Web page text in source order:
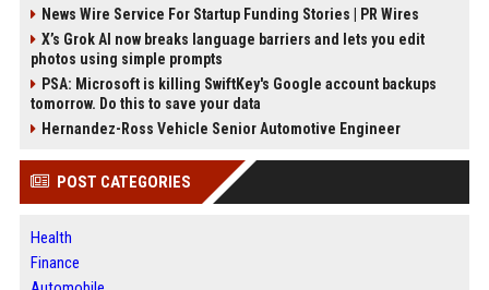
News Wire Service For Startup Funding Stories | PR Wires
X’s Grok AI now breaks language barriers and lets you edit
photos using simple prompts
PSA: Microsoft is killing SwiftKey's Google account backups
tomorrow. Do this to save your data
Hernandez-Ross Vehicle Senior Automotive Engineer
POST CATEGORIES
Health
Finance